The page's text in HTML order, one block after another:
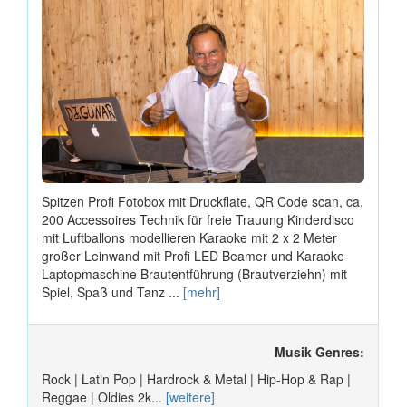
Spitzen Profi Fotobox mit Druckflate, QR Code scan, ca.
200 Accessoires Technik für freie Trauung Kinderdisco
mit Luftballons modellieren Karaoke mit 2 x 2 Meter
großer Leinwand mit Profi LED Beamer und Karaoke
Laptopmaschine Brautentführung (Brautverziehn) mit
Spiel, Spaß und Tanz ... [mehr]
Musik Genres:
Rock | Latin Pop | Hardrock & Metal | Hip-Hop & Rap |
Reggae | Oldies 2k... [weitere]